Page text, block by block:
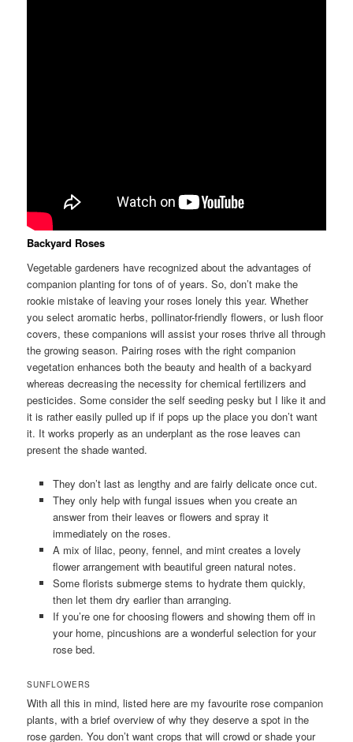
Backyard Roses
Vegetable gardeners have recognized about the advantages of
companion planting for tons of of years. So, don’t make the
rookie mistake of leaving your roses lonely this year. Whether
you select aromatic herbs, pollinator-friendly flowers, or lush floor
covers, these companions will assist your roses thrive all through
the growing season. Pairing roses with the right companion
vegetation enhances both the beauty and health of a backyard
whereas decreasing the necessity for chemical fertilizers and
pesticides. Some consider the self seeding pesky but I like it and
it is rather easily pulled up if if pops up the place you don’t want
it. It works properly as an underplant as the rose leaves can
present the shade wanted.
They don’t last as lengthy and are fairly delicate once cut.
They only help with fungal issues when you create an
answer from their leaves or flowers and spray it
immediately on the roses.
A mix of lilac, peony, fennel, and mint creates a lovely
flower arrangement with beautiful green natural notes.
Some florists submerge stems to hydrate them quickly,
then let them dry earlier than arranging.
If you’re one for choosing flowers and showing them off in
your home, pincushions are a wonderful selection for your
rose bed.
SUNFLOWERS
With all this in mind, listed here are my favourite rose companion
plants, with a brief overview of why they deserve a spot in the
rose garden. You don’t want crops that will crowd or shade your